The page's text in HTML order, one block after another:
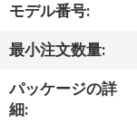
私
に
モデル番号:
最小注文数量:
パッケージの詳
細: